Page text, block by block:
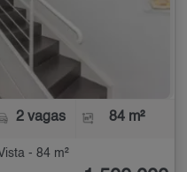
2 vagas 84 m²
- 84 m²